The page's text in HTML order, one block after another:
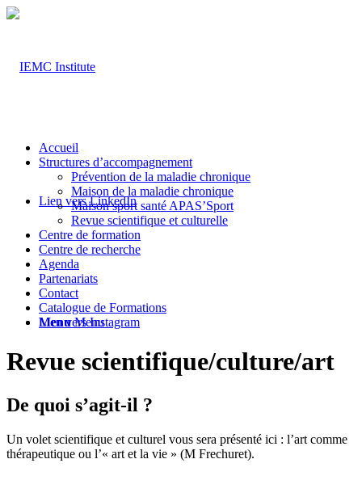
Lien vers LinkedIn
Lien vers Instagram
Accueil
Structures d’accompagnement
Prévention de la maladie chronique
Maison de la maladie chronique
Maison sport santé APAS’Sport
Revue scientifique et culturelle
Centre de formation
Centre de recherche
Agenda
Partenariats
Contact
Catalogue de Formations
Menu Menu
Revue scientifique/culture/art
De quoi s’agit-il ?
Un volet scientifique et culturel vous sera présenté ici : l’art comme
thérapeutique ou l’« art et la vie » (M Frechuret).